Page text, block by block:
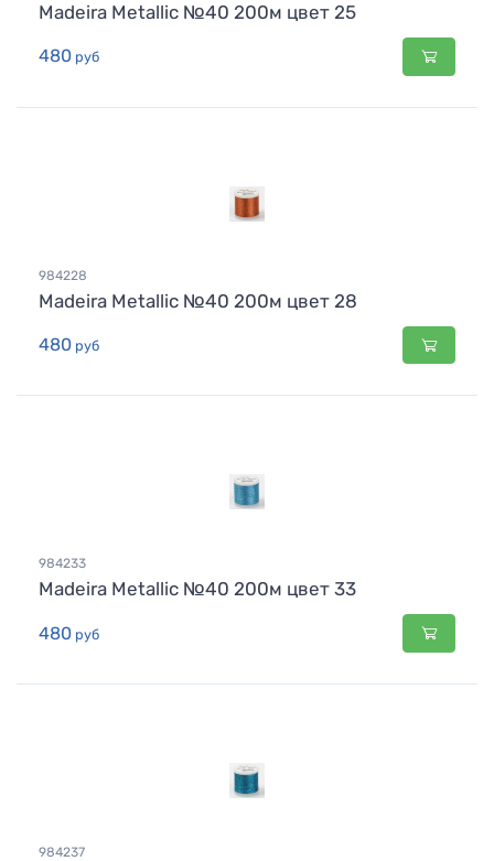
Madeira Metallic №40 200м цвет 25
480 руб
984228
Madeira Metallic №40 200м цвет 28
480 руб
984233
Madeira Metallic №40 200м цвет 33
480 руб
984237